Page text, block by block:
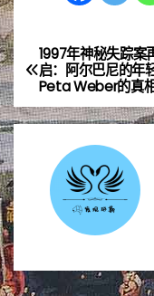
文
章
航
1997年神秘失踪案
启：阿尔巴尼的年
Peta Weber的真